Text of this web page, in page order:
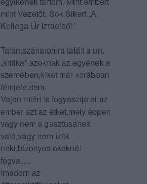
mint Vezetőt. Sok Sikert „A
Kollega Úr Izraelből”
Talán,szánalomra talált a un.
„kritika” azoknak az egyének a
szemében,kiket már korábban
fémjeleztem.
Vajon miért is fogyasztja el az
ember azt az étket,mely éppen
vagy nem a gusztusának
való,vagy nem ízlik
neki,bizonyos okoknál
fogva….
Imádom az